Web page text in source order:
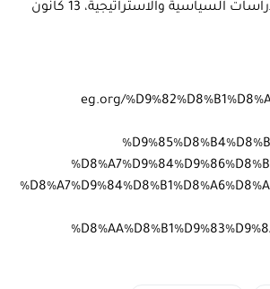
المعهد المصري للدراسات السياسية والاستراتيجية، 13 كانون
eg.org/